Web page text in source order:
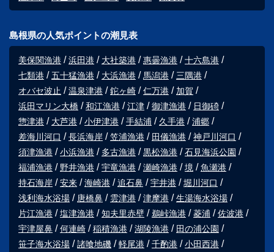
島根県の人気ポイントの潮見表
美保関漁港 浜田港 大社築港 惠曇漁港
十六島港
七類港
五十猛漁港 大浜漁港 馬潟港
三隅港
オバセ波止
温泉津港 鉈ヶ崎 仁万港
加賀
浜田マリン大橋
和江漁港 江津 御津漁港
日御碕
惣津港
大芦港 小伊津港 手結浦 久手港
浦郷
差海川河口
長浜海岸 笠浦漁港 田儀漁港
神戸川河口
須津漁港
小浜漁港 多古漁港 黒松漁港
石見海浜公園
福浦漁港
野井漁港 宇竜漁港 瀬崎漁港 境
魚瀬港
持石海岸
安来 海崎港 追石鼻 宇井港
堀川河口
浅利海水浴場
唐橋鼻 雲津港 津摩港
生湯海水浴場
片江漁港
塩津漁港 知夫里赤壁 鵜峠漁港 菱浦
佐波港
宇津屋鼻
何連崎 稲積漁港 湖陵漁港
田の浦公園
笹子海水浴場
諸喰地磯 軽尾港 千酌港
小田西港